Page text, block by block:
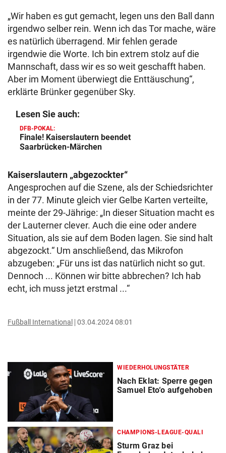
„Wir haben es gut gemacht, legen uns den Ball dann
irgendwo selber rein. Wenn ich das Tor mache, wäre
es natürlich überragend. Mir fehlen gerade
irgendwie die Worte. Ich bin extrem stolz auf die
Mannschaft, dass wir es so weit geschafft haben.
Aber im Moment überwiegt die Enttäuschung“,
erklärte Brünker gegenüber Sky.
Lesen Sie auch:
DFB-POKAL:
Finale! Kaiserslautern beendet
Saarbrücken-Märchen
Kaiserslautern „abgezockter“
Angesprochen auf die Szene, als der Schiedsrichter
in der 77. Minute gleich vier Gelbe Karten verteilte,
meinte der 29-Jährige: „In dieser Situation macht es
der Lauterner clever. Auch die eine oder andere
Situation, als sie auf dem Boden lagen. Sie sind halt
abgezockt.“ Um anschließend, das Mikrofon
abzugeben: „Für uns ist das natürlich nicht so gut.
Dennoch ... Können wir bitte abbrechen? Ich hab
echt, ich muss jetzt erstmal ...“
Fußball International 03.04.2024 08:01
WIEDERHOLUNGSTÄTER
Nach Eklat: Sperre gegen
Samuel Eto‘o aufgehoben
CHAMPIONS-LEAGUE-QUALI
Sturm Graz bei